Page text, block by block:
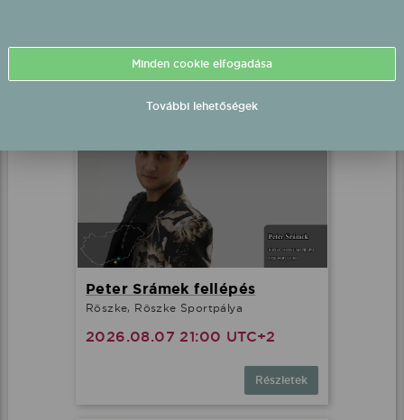
Részletek
Peter Srámek fellépés
Röszke, Röszke Sportpálya
2026.08.07 21:00 UTC+2
Részletek
Minden cookie elfogadása
További lehetőségek